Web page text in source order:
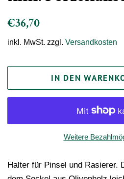
Normaler
€36,70
inkl. MwSt. zzgl. Versandkosten
IN DEN
Weitere
Halter für Pinsel und Rasierer.